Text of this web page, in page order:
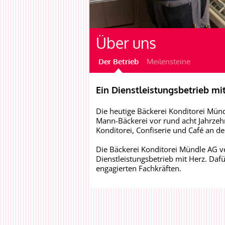
Über uns
Der Betrieb Meilensteine
Ein Dienstleistungsbetrieb
Die heutige Bäckerei Konditorei
Mann-Bäckerei vor rund acht
Konditorei, Confiserie und Café an
Die Bäckerei Konditorei Mündle AG
Dienstleistungsbetrieb mit Herz.
engagierten Fachkräften.